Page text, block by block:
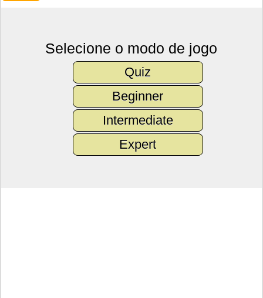
Selecione o modo de jogo
Quiz
Beginner
Intermediate
Expert